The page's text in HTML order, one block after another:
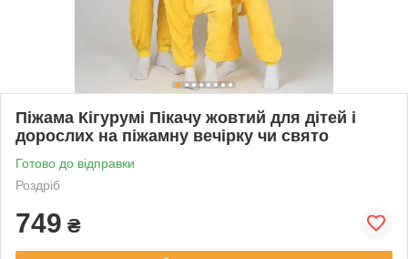
Піжама Кігурумі Пікачу жовтий для дітей і
дорослих на піжамну вечірку чи свято
Готово до відправки
Роздріб
749 ₴